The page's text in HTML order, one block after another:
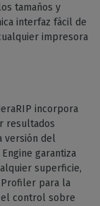
tamaños y
interfaz fácil de
impresora
incorpora
resultados
versión del
garantiza
superficie,
para la
el control sobre